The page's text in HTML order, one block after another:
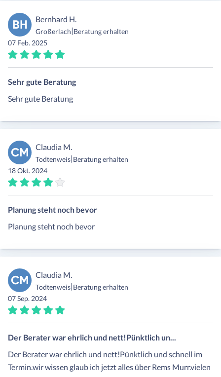
BH Bernhard H.
Großerlach|Beratung erhalten
07 Feb. 2025
Sehr gute Beratung
Sehr gute Beratung
CM Claudia M.
Todtenweis|Beratung erhalten
18 Okt. 2024
Planung steht noch bevor
Planung steht noch bevor
CM Claudia M.
Todtenweis|Beratung erhalten
07 Sep. 2024
Der Berater war ehrlich und nett!Pünktlich un...
Der Berater war ehrlich und nett!Pünktlich und schnell im
Termin.wir wissen glaub ich jetzt alles über Rems Murr.vielen